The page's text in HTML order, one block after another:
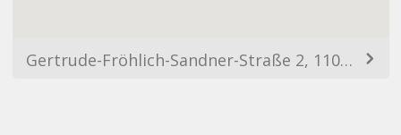
Gertrude-Fröhlich-Sandner-Straße 2, 1100 Wien, Austria